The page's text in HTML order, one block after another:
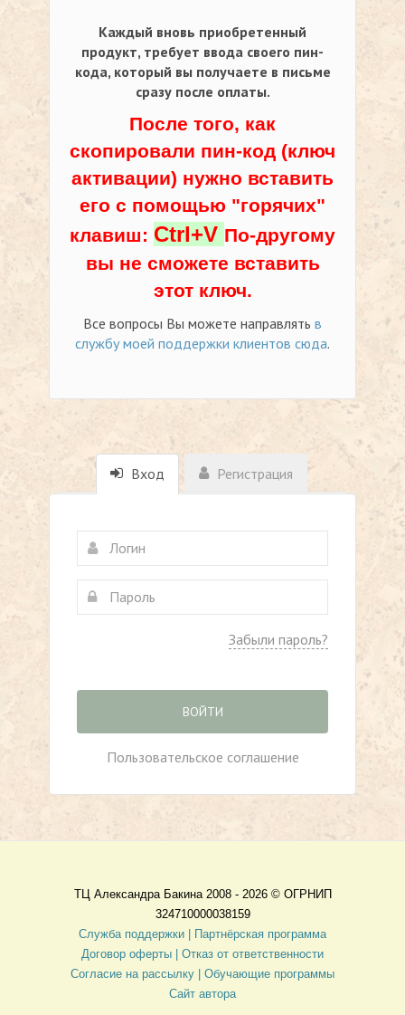
Каждый вновь приобретенный
продукт, требует ввода своего пин-
кода, который вы получаете в письме
сразу после оплаты.
После того, как
скопировали пин-код (ключ
активации) нужно вставить
его с помощью "горячих"
клавиш: Ctrl+V По-другому
вы не сможете вставить
этот ключ.
Все вопросы Вы можете направлять в
службу моей поддержки клиентов сюда.
Вход Регистрация
Забыли пароль?
ВОЙТИ
Пользовательское соглашение
ТЦ Александра Бакина 2008 - 2026 © ОГРНИП
324710000038159
Служба поддержки |
Партнёрская программа
Договор оферты
| Отказ от ответственности
Согласие на рассылку | Обучающие программы
Сайт автора